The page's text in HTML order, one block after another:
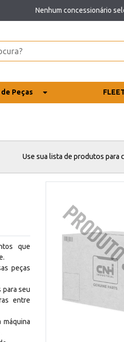
Nenhum concessionário
de Peças
Use sua lista de produtos para
que
peças
para seu
entre
máquina